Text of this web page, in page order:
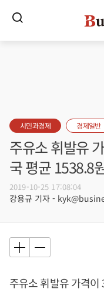
시민과경제 경제일반
주유소 휘발유
국 평균 1538.8
2019-10-25 17:08:04
강용규 기자 -
주유소 휘발유 가격이